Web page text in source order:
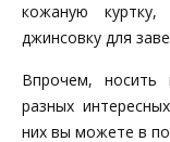
кожаную
джинсовку для
Впрочем,
разных
них вы можете в